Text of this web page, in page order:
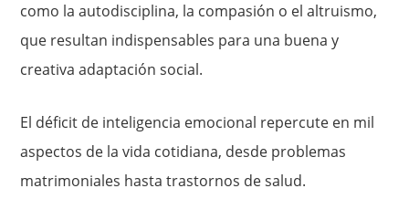
como la autodisciplina, la compasión o el altruismo,
que resultan indispensables para una buena y
creativa adaptación social.
El déficit de inteligencia emocional repercute en mil
aspectos de la vida cotidiana, desde problemas
matrimoniales hasta trastornos de salud.